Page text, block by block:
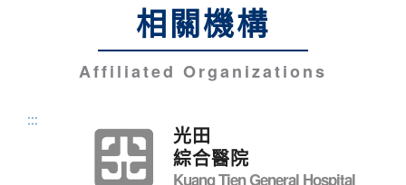
相關機構
Affiliated Organizations
:::
光田
綜合醫院
Kuang Tien General Hospital